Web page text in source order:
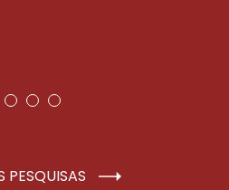
PESQUISAS